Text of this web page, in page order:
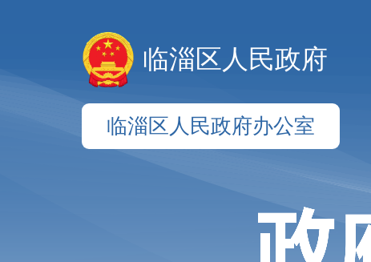
临淄区人民政府
临淄区人民政府办公室